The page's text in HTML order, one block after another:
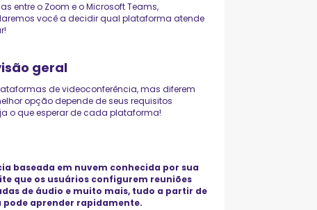
entre o Zoom e o Microsoft Teams,
você a decidir qual plataforma atende
geral
de videoconferência, mas diferem
opção depende de seus requisitos
o que esperar de cada plataforma!
baseada em nuvem conhecida por sua
que os usuários configurem reuniões
de áudio e muito mais, tudo a partir de
aprender rapidamente.